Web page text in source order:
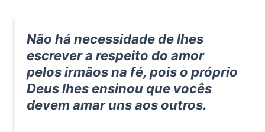
Não há necessidade de lhes
escrever a respeito do amor
pelos irmãos na fé, pois o próprio
Deus lhes ensinou que vocês
devem amar uns aos outros.